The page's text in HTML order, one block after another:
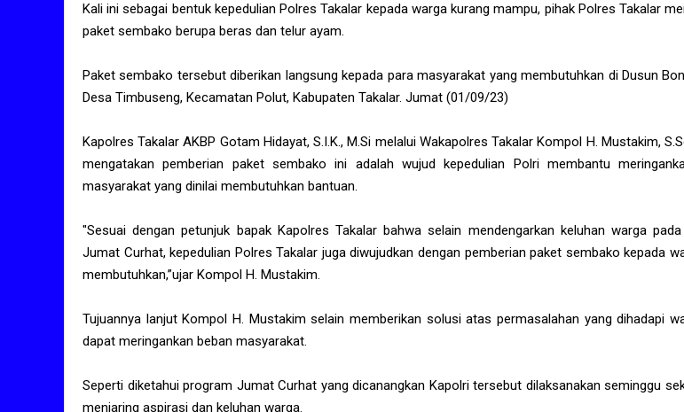
Kali ini sebagai bentuk kepedulian Polres Takalar kepada warga kurang mampu, pihak Polres Takalar
paket sembako berupa beras dan telur ayam.
Paket sembako tersebut diberikan langsung kepada para masyarakat yang membutuhkan di Dusun
Desa Timbuseng, Kecamatan Polut, Kabupaten Takalar. Jumat (01/09/23)
Kapolres Takalar AKBP Gotam Hidayat, S.I.K., M.Si melalui Wakapolres Takalar Kompol H. Mustakim,
mengatakan pemberian paket sembako ini adalah wujud kepedulian Polri membantu
masyarakat yang dinilai membutuhkan bantuan.
"Sesuai dengan petunjuk bapak Kapolres Takalar bahwa selain mendengarkan keluhan warga
Jumat Curhat, kepedulian Polres Takalar juga diwujudkan dengan pemberian paket sembako kepada
membutuhkan,”ujar Kompol H. Mustakim.
Tujuannya lanjut Kompol H. Mustakim selain memberikan solusi atas permasalahan yang dihadapi
dapat meringankan beban masyarakat.
Seperti diketahui program Jumat Curhat yang dicanangkan Kapolri tersebut dilaksanakan seminggu
menjaring aspirasi dan keluhan warga.